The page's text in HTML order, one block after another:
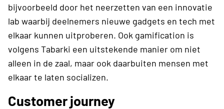
bijvoorbeeld door het neerzetten van een innovatie
lab waarbij deelnemers nieuwe gadgets en tech met
elkaar kunnen uitproberen. Ook gamification is
volgens Tabarki een uitstekende manier om niet
alleen in de zaal, maar ook daarbuiten mensen met
elkaar te laten socializen.
Customer journey